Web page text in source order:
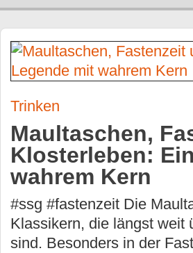
Trinken
Maultaschen,
Klosterleben:
wahrem Kern
#ssg #fastenzeit Die
Klassikern, die längst weit
sind. Besonders in der